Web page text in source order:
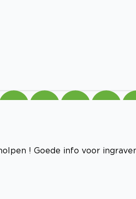
! Goede info voor